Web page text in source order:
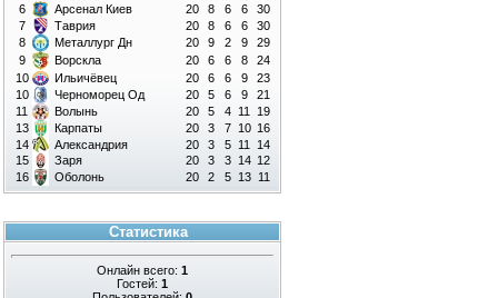
6
Арсенал Киев 20 8 6 6
30
7
Таврия 20 8 6 6
30
8
Металлург Дн 20 9 2 9
29
9
Ворскла 20 6 6 8
24
10
Ильичёвец 20 6 6 9
23
10
Черноморец Од 20 5 6 9
21
11
Волынь 20 5 4 11
19
13
Карпаты 20 3 7 10 16
14
Александрия 20 3 5 11
14
15
Заря 20 3 3 14 12
16
Оболонь 20 2 5 13 11
Статистика
Онлайн всего: 1
Гостей: 1